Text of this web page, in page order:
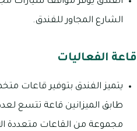
الشارع المجاور للفندق.
قاعة الفعاليات
يتميز الفندق بتوفير قاعات
مجموعة من القاعات متعددة